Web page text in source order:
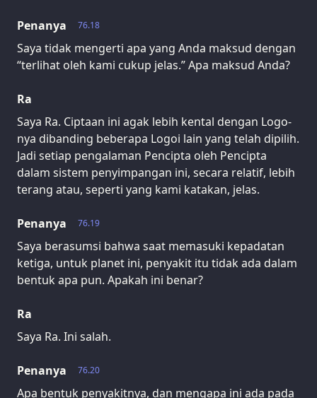
76.18
Penanya
Saya tidak mengerti apa yang Anda maksud dengan
“terlihat oleh kami cukup jelas.” Apa maksud Anda?
Ra
Saya Ra. Ciptaan ini agak lebih kental dengan Logo-
nya dibanding beberapa Logoi lain yang telah dipilih.
Jadi setiap pengalaman Pencipta oleh Pencipta
dalam sistem penyimpangan ini, secara relatif, lebih
terang atau, seperti yang kami katakan, jelas.
76.19
Penanya
Saya berasumsi bahwa saat memasuki kepadatan
ketiga, untuk planet ini, penyakit itu tidak ada dalam
bentuk apa pun. Apakah ini benar?
Ra
Saya Ra. Ini salah.
76.20
Penanya
Apa bentuk penyakitnya, dan mengapa ini ada pada